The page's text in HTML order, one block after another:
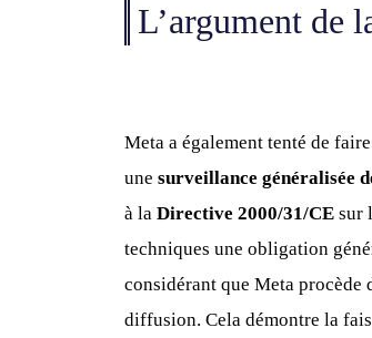
L’argument de
Meta a également tenté de
une surveillance généralisée
à la Directive 2000/31/CE sur
techniques une obligation
considérant que Meta
diffusion. Cela démontre la